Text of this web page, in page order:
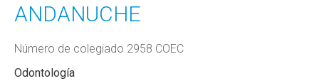
ANDANUCHE
Número de colegiado 2958 COEC
Odontología